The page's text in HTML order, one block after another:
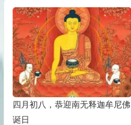
四月初八，恭迎南无释迦牟尼佛
诞日